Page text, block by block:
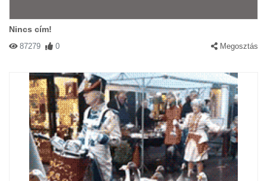
Nincs cím!
87279 0 Megosztás